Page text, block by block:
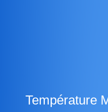
Température